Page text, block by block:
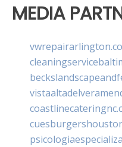
MEDIA